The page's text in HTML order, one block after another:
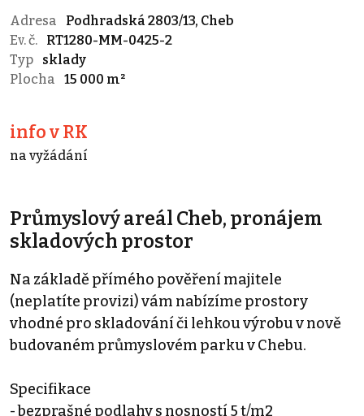
Adresa
Podhradská 2803/13, Cheb
Ev. č.
RT1280-MM-0425-2
Typ
sklady
Plocha
15 000 m²
info v RK
na vyžádání
Průmyslový areál Cheb, pronájem
skladových prostor
Na základě přímého pověření majitele
(neplatíte provizi) vám nabízíme prostory
vhodné pro skladování či lehkou výrobu v nově
budovaném průmyslovém parku v Chebu.
Specifikace
- bezprašné podlahy s nosností 5 t/m2